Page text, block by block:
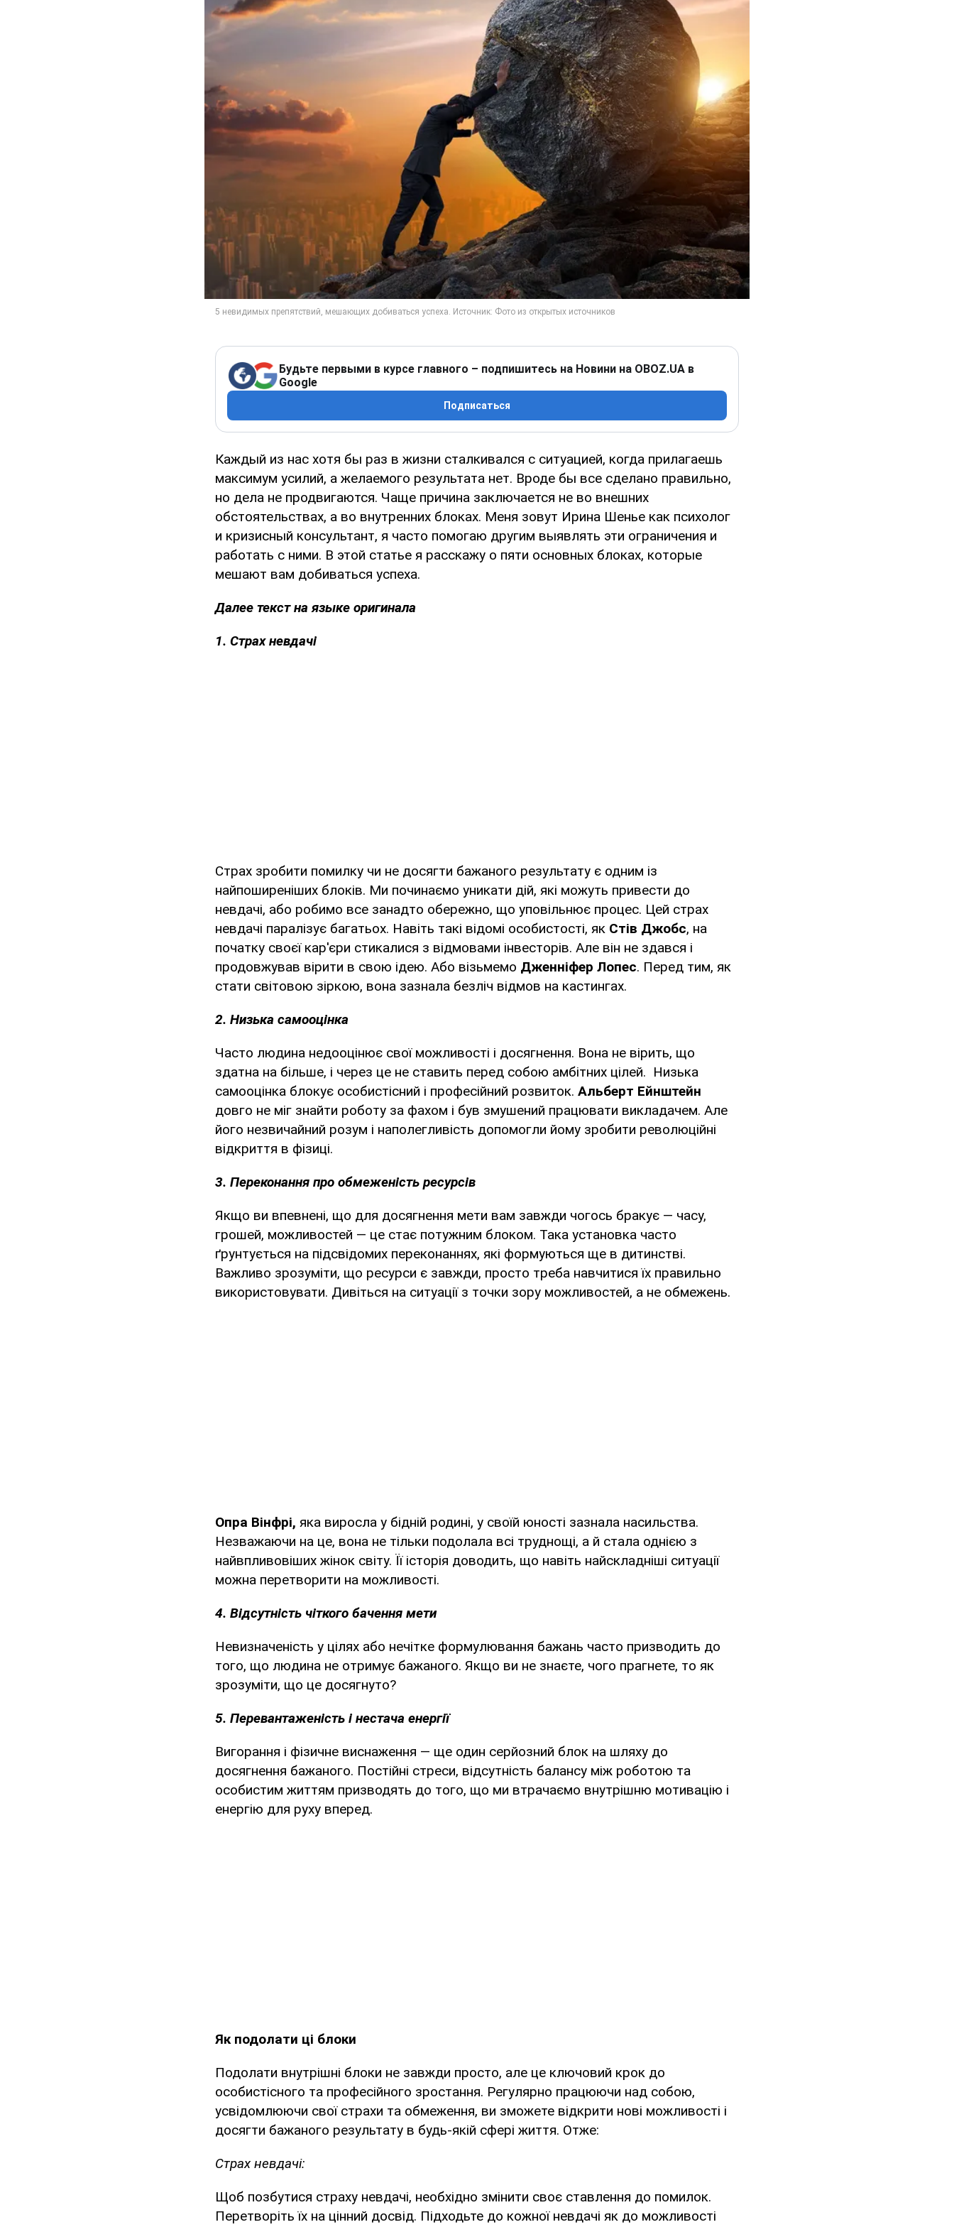
Будьте первыми в курсе главного – подпишитесь на Новини на OBOZ.UA в
Google
Подписаться
Каждый из нас хотя бы раз в жизни сталкивался с ситуацией, когда прилагаешь
максимум усилий, а желаемого результата нет. Вроде бы все сделано правильно,
но дела не продвигаются. Чаще причина заключается не во внешних
обстоятельствах, а во внутренних блоках. Меня зовут Ирина Шенье как психолог
и кризисный консультант, я часто помогаю другим выявлять эти ограничения и
работать с ними. В этой статье я расскажу о пяти основных блоках, которые
мешают вам добиваться успеха.
Далее текст на языке оригинала
1. Страх невдачі
Страх зробити помилку чи не досягти бажаного результату є одним із
найпоширеніших блоків. Ми починаємо уникати дій, які можуть привести до
невдачі, або робимо все занадто обережно, що уповільнює процес. Цей страх
невдачі паралізує багатьох. Навіть такі відомі особистості, як Стів Джобс, на
початку своєї кар'єри стикалися з відмовами інвесторів. Але він не здався і
продовжував вірити в свою ідею. Або візьмемо Дженніфер Лопес. Перед тим, як
стати світовою зіркою, вона зазнала безліч відмов на кастингах.
2. Низька самооцінка
Часто людина недооцінює свої можливості і досягнення. Вона не вірить, що
здатна на більше, і через це не ставить перед собою амбітних цілей. Низька
самооцінка блокує особистісний і професійний розвиток. Альберт Ейнштейн
довго не міг знайти роботу за фахом і був змушений працювати викладачем. Але
його незвичайний розум і наполегливість допомогли йому зробити революційні
відкриття в фізиці.
3. Переконання про обмеженість ресурсів
Якщо ви впевнені, що для досягнення мети вам завжди чогось бракує — часу,
грошей, можливостей — це стає потужним блоком. Така установка часто
ґрунтується на підсвідомих переконаннях, які формуються ще в дитинстві.
Важливо зрозуміти, що ресурси є завжди, просто треба навчитися їх правильно
використовувати. Дивіться на ситуації з точки зору можливостей, а не обмежень.
Опра Вінфрі, яка виросла у бідній родині, у своїй юності зазнала насильства.
Незважаючи на це, вона не тільки подолала всі труднощі, а й стала однією з
найвпливовіших жінок світу. Її історія доводить, що навіть найскладніші ситуації
можна перетворити на можливості.
4. Відсутність чіткого бачення мети
Невизначеність у цілях або нечітке формулювання бажань часто призводить до
того, що людина не отримує бажаного. Якщо ви не знаєте, чого прагнете, то як
зрозуміти, що це досягнуто?
5. Перевантаженість і нестача енергії
Вигорання і фізичне виснаження — ще один серйозний блок на шляху до
досягнення бажаного. Постійні стреси, відсутність балансу між роботою та
особистим життям призводять до того, що ми втрачаємо внутрішню мотивацію і
енергію для руху вперед.
Як подолати ці блоки
Подолати внутрішні блоки не завжди просто, але це ключовий крок до
особистісного та професійного зростання. Регулярно працюючи над собою,
усвідомлюючи свої страхи та обмеження, ви зможете відкрити нові можливості і
досягти бажаного результату в будь-якій сфері життя. Отже:
Страх невдачі:
Щоб позбутися страху невдачі, необхідно змінити своє ставлення до помилок.
Перетворіть їх на цінний досвід. Підходьте до кожної невдачі як до можливості